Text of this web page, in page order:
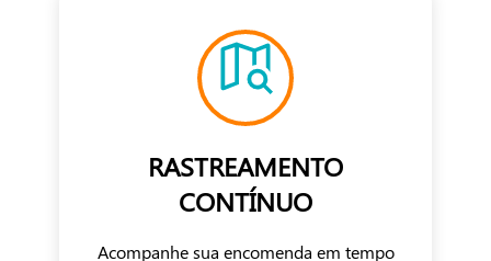
RASTREAMENTO
CONTÍNUO
Acompanhe sua encomenda em tempo